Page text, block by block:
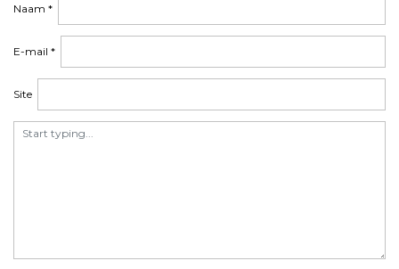
Naam *
E-mail *
Site